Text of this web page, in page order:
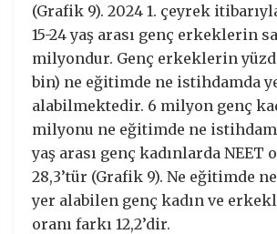
(Grafik 9). 2024 1. çeyrek
15-24 yaş arası genç erkeklerin
milyondur. Genç erkeklerin yüzde
bin) ne eğitimde ne istihdamda
alabilmektedir. 6 milyon genç
milyonu ne eğitimde ne
yaş arası genç kadınlarda NEET
28,3’tür (Grafik 9). Ne eğitimde
yer alabilen genç kadın ve
oranı farkı 12,2’dir.